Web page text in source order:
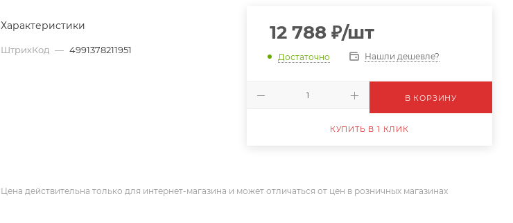
Характеристики
ШтрихКод — 4991378211951
12 788₽/шт
Достаточно Нашли дешевле?
В КОРЗИНУ
КУПИТЬ В 1 КЛИК
Цена действительна только для интернет-магазина и может отличаться от цен в розничных магазинах